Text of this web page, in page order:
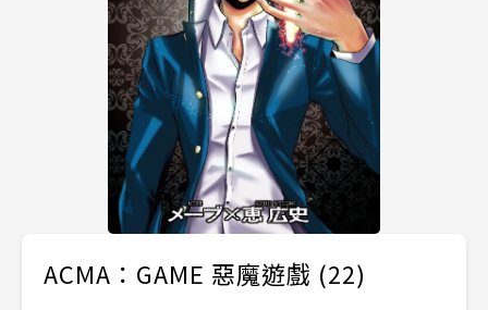
ACMA：GAME 惡魔遊戲 (22)